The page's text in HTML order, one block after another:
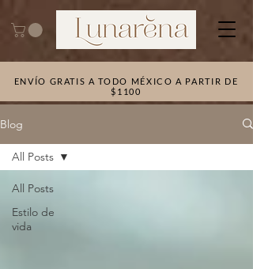
ENVÍO GRATIS A TODO MÉXICO A PARTIR DE
$1100
Blog
All Posts
Estilo de
vida
All Posts